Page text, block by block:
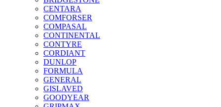
CENTARA
COMFORSER
COMPASAL
CONTINENTAL
CONTYRE
CORDIANT
DUNLOP
FORMULA
GENERAL
GISLAVED
GOODYEAR